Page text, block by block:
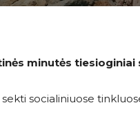
minutės tiesioginiai
socialiniuose